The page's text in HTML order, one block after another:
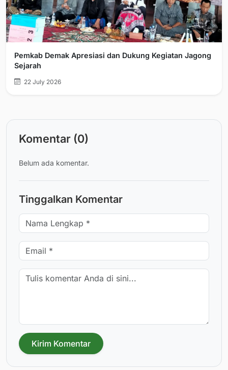
Pemkab Demak Apresiasi dan Dukung Kegiatan Jagong
Sejarah
22 July 2026
Komentar (0)
Belum ada komentar.
Tinggalkan Komentar
Kirim Komentar